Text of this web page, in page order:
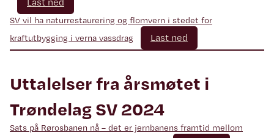
SV vil ha naturrestaurering og flomvern i stedet for
kraftutbygging i verna vassdrag
Last ned
Uttalelser fra årsmøtet i
Trøndelag SV 2024
Sats på Rørosbanen nå – det er jernbanens framtid mellom